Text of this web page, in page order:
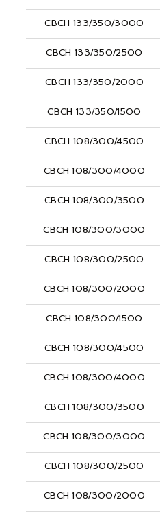
СВСН 133/350/3000
СВСН 133/350/2500
СВСН 133/350/2000
СВСН 133/350/1500
СВСН 108/300/4500
СВСН 108/300/4000
СВСН 108/300/3500
СВСН 108/300/3000
СВСН 108/300/2500
СВСН 108/300/2000
СВСН 108/300/1500
СВСН 108/300/4500
СВСН 108/300/4000
СВСН 108/300/3500
СВСН 108/300/3000
СВСН 108/300/2500
СВСН 108/300/2000